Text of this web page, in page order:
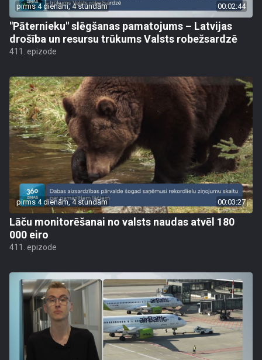
pirms 4 dienām, 4 stundām 00:02:44
"Pāternieku" slēgšanas pamatojums – Latvijas
drošība un resursu trūkums Valsts robežsardzē
411. epizode
pirms 4 dienām, 4 stundām 00:03:27
Lāču monitorēšanai no valsts naudas atvēl 180
000 eiro
411. epizode